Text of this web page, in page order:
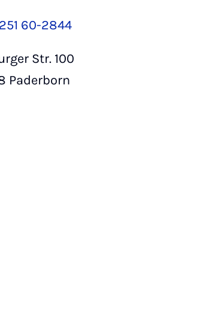
60-2844
Str. 100
Paderborn